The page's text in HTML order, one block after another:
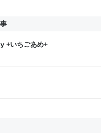
+いちごあめ+